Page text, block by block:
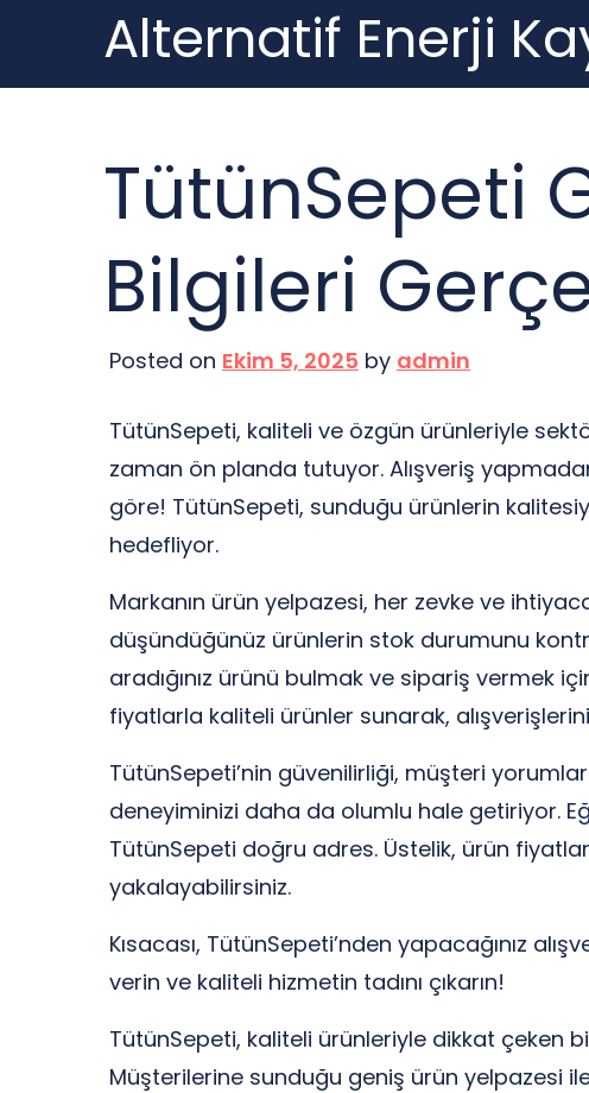
content
Alternatif Enerji
TütünSepeti
Bilgileri
Posted on Ekim 5, 2025 by admin
TütünSepeti, kaliteli ve özgün ürünleriyle
zaman ön planda tutuyor. Alışveriş
göre! TütünSepeti, sunduğu ürünlerin
hedefliyor.
Markanın ürün yelpazesi, her zevke ve
düşündüğünüz ürünlerin stok durumunu
aradığınız ürünü bulmak ve sipariş vermek
fiyatlarla kaliteli ürünler sunarak,
TütünSepeti’nin güvenilirliği, müşteri
deneyiminizi daha da olumlu hale getiriyor.
TütünSepeti doğru adres. Üstelik, ürün
yakalayabilirsiniz.
Kısacası, TütünSepeti’nden yapacağınız
verin ve kaliteli hizmetin tadını çıkarın!
TütünSepeti, kaliteli ürünleriyle dikkat çeken
Müşterilerine sunduğu geniş ürün yelpazesi